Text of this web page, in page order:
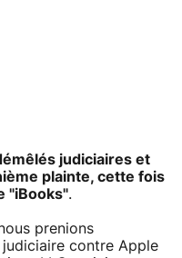
judiciaires et
plainte, cette fois
"iBooks".
prenions
contre Apple